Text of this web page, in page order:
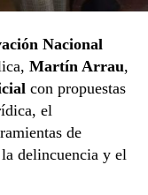
Nacional
Martín Arrau,
con propuestas
el
de
delincuencia y el